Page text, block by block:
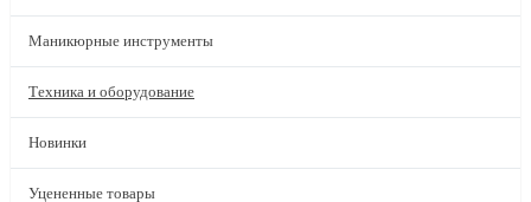
Маникюрные инструменты
Техника и оборудование
Новинки
Уцененные товары